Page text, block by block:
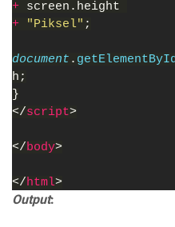
+ screen.height
+
"Piksel" ;
document . getElementById
h;
}
</script>
</body>
</html>
Output: